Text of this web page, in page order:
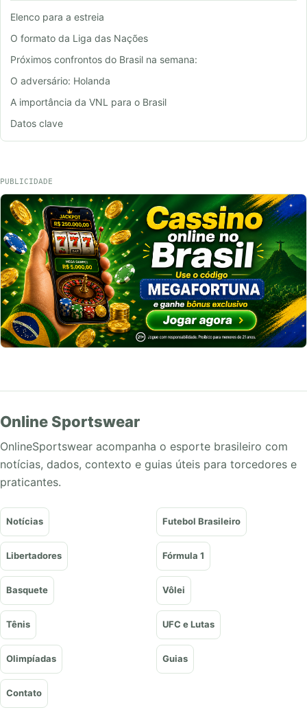
Elenco para a estreia
O formato da Liga das Nações
Próximos confrontos do Brasil na semana:
O adversário: Holanda
A importância da VNL para o Brasil
Datos clave
PUBLICIDADE
Online Sportswear
OnlineSportswear acompanha o esporte brasileiro com
notícias, dados, contexto e guias úteis para torcedores e
praticantes.
Notícias Futebol Brasileiro
Libertadores Fórmula 1
Basquete Vôlei
Tênis UFC e Lutas
Olimpíadas Guias
Contato